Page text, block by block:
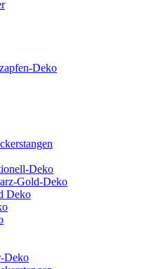
Deko
Deko
Gold-Deko
Deko
Deko